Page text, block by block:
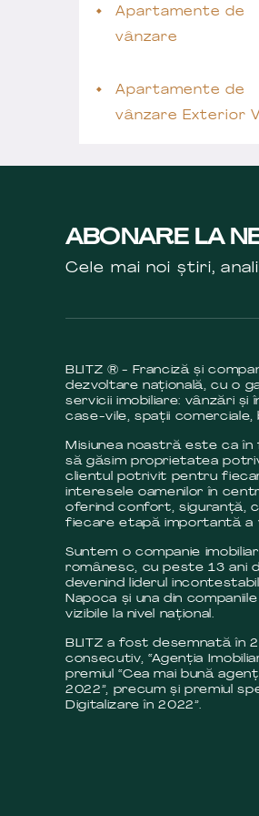
Apartamente de
vânzare
Apartamente de
vânzare Exterior
ABONARE LA
Cele mai noi știri,
BLITZ ® - Franciză și
dezvoltare națională, cu o
servicii imobiliare: vânzări și
case-vile, spații comerciale,
Misiunea noastră este ca în
să găsim proprietatea
clientul potrivit pentru
interesele oamenilor în
oferind confort, siguranță,
fiecare etapă importantă a
Suntem o companie
românesc, cu peste 13 ani
devenind liderul
Napoca și una din
vizibile la nivel național.
BLITZ a fost desemnată în
consecutiv, “Agenția
premiul “Cea mai bună
2022”, precum și premiul
Digitalizare în 2022”.